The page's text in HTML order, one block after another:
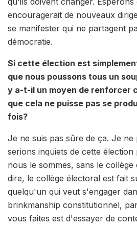
encouragerait de nouveaux
se manifester qui ne partagent
démocratie.
Si cette élection est
que nous poussons tous un
y a-t-il un moyen de renforcer
que cela ne puisse pas se
fois?
Je ne suis pas sûre de ça. Je ne
serions inquiets de cette
nous le sommes, sans le
dire, le collège électoral est fait
quelqu'un qui veut s'engager
brinkmanship constitutionnel,
vous faites est d'essayer de